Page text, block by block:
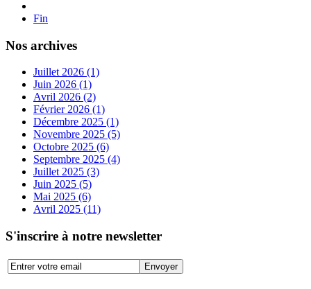
Fin
Nos archives
Juillet 2026 (1)
Juin 2026 (1)
Avril 2026 (2)
Février 2026 (1)
Décembre 2025 (1)
Novembre 2025 (5)
Octobre 2025 (6)
Septembre 2025 (4)
Juillet 2025 (3)
Juin 2025 (5)
Mai 2025 (6)
Avril 2025 (11)
S'inscrire à notre newsletter